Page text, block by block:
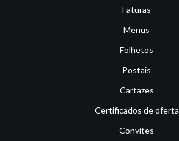
Faturas
Menus
Folhetos
Postais
Cartazes
Certificados de oferta
Convites